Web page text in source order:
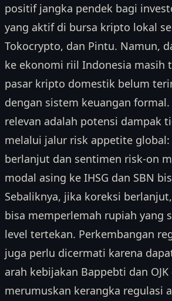
positif jangka pendek bagi
yang aktif di bursa kripto lokal
Tokocrypto, dan Pintu. Namun,
ke ekonomi riil Indonesia masih
pasar kripto domestik belum
dengan sistem keuangan formal.
relevan adalah potensi dampak
melalui jalur risk appetite
berlanjut dan sentimen risk-on
modal asing ke IHSG dan SBN
Sebaliknya, jika koreksi
bisa memperlemah rupiah yang
level tertekan. Perkembangan
juga perlu dicermati karena
arah kebijakan Bappebti dan
merumuskan kerangka regulasi